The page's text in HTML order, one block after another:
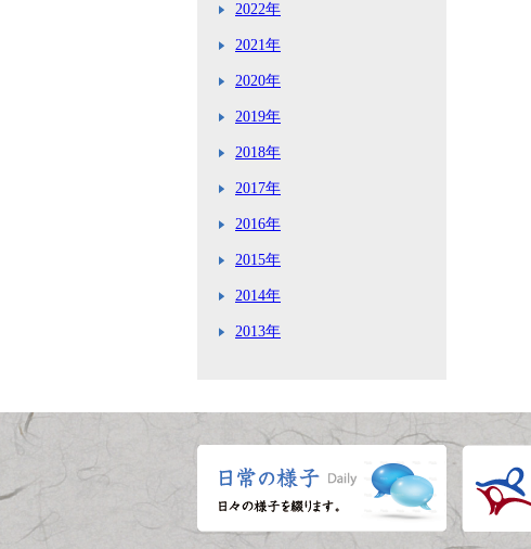
2022年
2021年
2020年
2019年
2018年
2017年
2016年
2015年
2014年
2013年